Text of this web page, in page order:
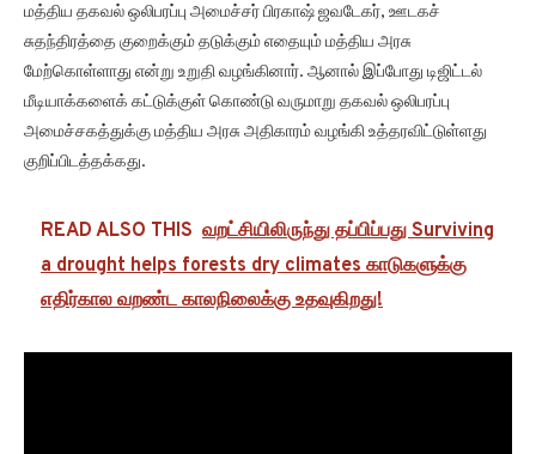
மத்திய தகவல் ஒலிபரப்பு அமைச்சர் பிரகாஷ் ஜவடேகர், ஊடகச்
சுதந்திரத்தை குறைக்கும் தடுக்கும் எதையும் மத்திய அரசு
மேற்கொள்ளாது என்று உறுதி வழங்கினார். ஆனால் இப்போது டிஜிட்டல்
மீடியாக்களைக் கட்டுக்குள் கொண்டு வருமாறு தகவல் ஒலிபரப்பு
அமைச்சகத்துக்கு மத்திய அரசு அதிகாரம் வழங்கி உத்தரவிட்டுள்ளது
குறிப்பிடத்தக்கது.
READ ALSO THIS வறட்சியிலிருந்து தப்பிப்பது Surviving
a drought helps forests dry climates காடுகளுக்கு
எதிர்கால வறண்ட காலநிலைக்கு உதவுகிறது!